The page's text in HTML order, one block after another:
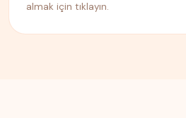
almak için tıklayın.